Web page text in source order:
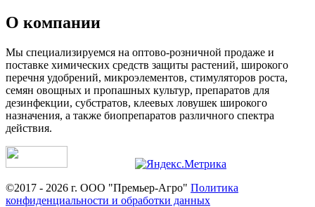
О компании
Мы специализируемся на оптово-розничной продаже и
поставке химических средств защиты растений, широкого
перечня удобрений, микроэлементов, стимуляторов роста,
семян овощных и пропашных культур, препаратов для
дезинфекции, субстратов, клеевых ловушек широкого
назначения, а также биопрепаратов различного спектра
действия.
©2017 - 2026 г. ООО "Премьер-Агро" Политика
конфиденциальности и обработки данных